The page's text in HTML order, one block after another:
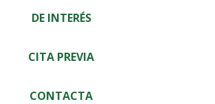
DE INTERÉS
CITA PREVIA
CONTACTA